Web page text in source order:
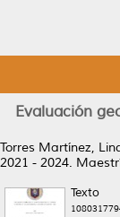
Evaluación
Torres Martínez,
2021 - 2024.
Texto